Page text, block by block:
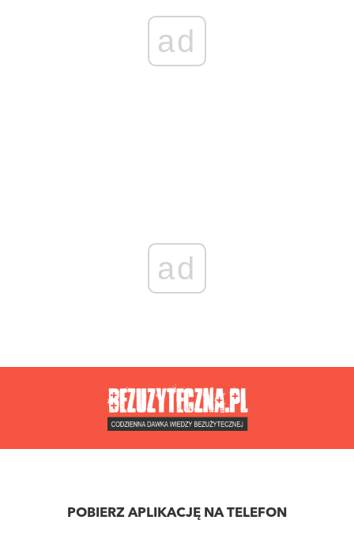
ad
ad
POBIERZ APLIKACJĘ NA TELEFON